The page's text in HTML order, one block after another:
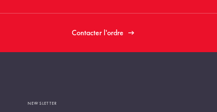
Contacter l'ordre
NEWSLETTER